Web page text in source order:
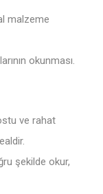
malzeme
okunması.
ve rahat
şekilde okur,